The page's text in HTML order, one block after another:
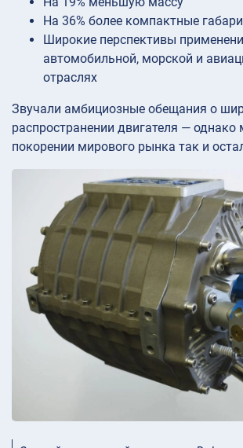
На 36% более компактные
Широкие перспективы
автомобильной, морской и
отраслях
Звучали амбициозные обещания о
распространении двигателя — однако
покорении мирового рынка так и